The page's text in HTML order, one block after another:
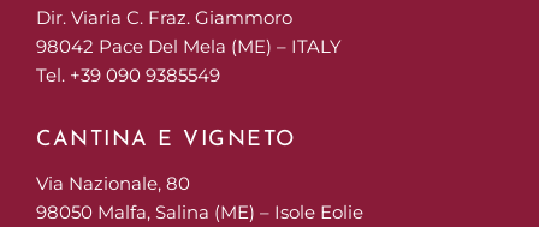
Dir. Viaria C. Fraz. Giammoro
98042 Pace Del Mela (ME) – ITALY
Tel. +39 090 9385549
CANTINA E VIGNETO
Via Nazionale, 80
98050 Malfa, Salina (ME) – Isole Eolie